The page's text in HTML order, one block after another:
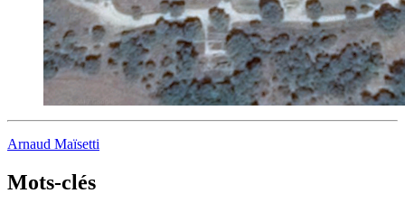
Arnaud Maïsetti
Mots-clés